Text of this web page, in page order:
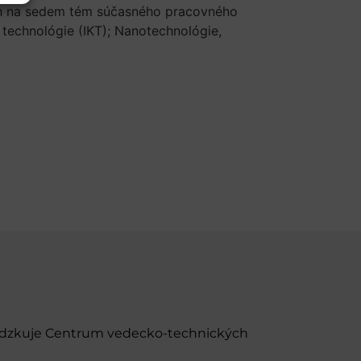
sedem tém súčasného pracovného
(IKT); Nanotechnológie,
Centrum vedecko-technických